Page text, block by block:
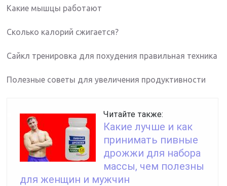
Какие мышцы работают
Сколько калорий сжигается?
Сайкл тренировка для похудения правильная техника
Полезные советы для увеличения продуктивности
Читайте также:
Какие лучше и как
принимать пивные
дрожжи для набора
массы, чем полезны
для женщин и мужчин